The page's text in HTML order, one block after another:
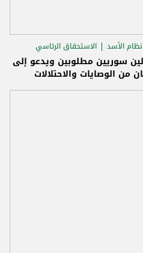
الأسد الاستحقاق الرئاسي
سوريين مطلوبين ويدعو إلى
من الوصايات والاحتلالات